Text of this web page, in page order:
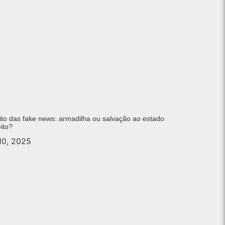
das fake news: armadilha ou salvação ao estado
2025